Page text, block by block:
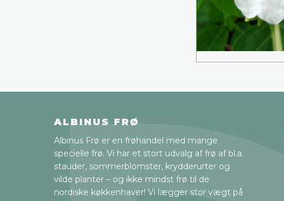
ALBINUS FRØ
Albinus Frø er en frøhandel med mange
specielle frø. Vi har et stort udvalg af frø af bl.a.
stauder, sommerblomster, krydderurter og
vilde planter – og ikke mindst frø til de
nordiske køkkenhaver! Vi lægger stor vægt på